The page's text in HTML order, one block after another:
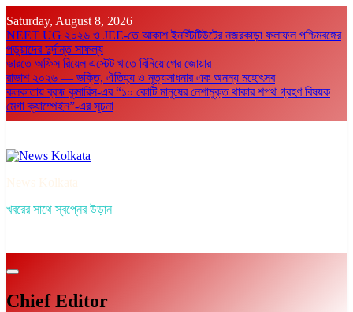
to
content
Saturday, August 8, 2026
NEET UG ২০২৬ ও JEE-তে আকাশ ইনস্টিটিউটের নজরকাড়া ফলাফল পশ্চিমবঙ্গের
পড়ুয়াদের দুর্দান্ত সাফল্য
ভারতে অফিস রিয়েল এস্টেট খাতে বিনিয়োগের জোয়ার
রাভাশ ২০২৬ — ভক্তি, ঐতিহ্য ও নৃত্যসাধনার এক অনন্য মহোৎসব
কলকাতায় ব্রহ্ম কুমারিস-এর “১০ কোটি মানুষের নেশামুক্ত থাকার শপথ গ্রহণ বিষয়ক
মেগা ক্যাম্পেইন”-এর সূচনা
খবরের সাথে স্বপ্নের উড়ান
Chief Editor